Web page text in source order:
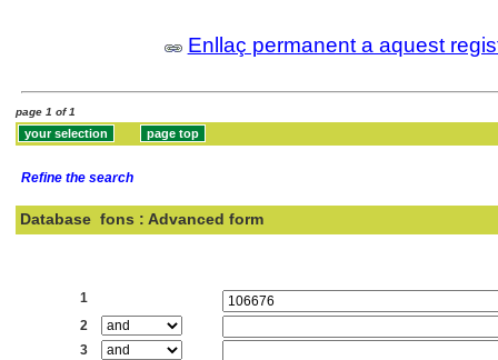
Enllaç permanent a aquest
page 1 of 1
Refine the search
Database fons : Advanced form
1
2
3